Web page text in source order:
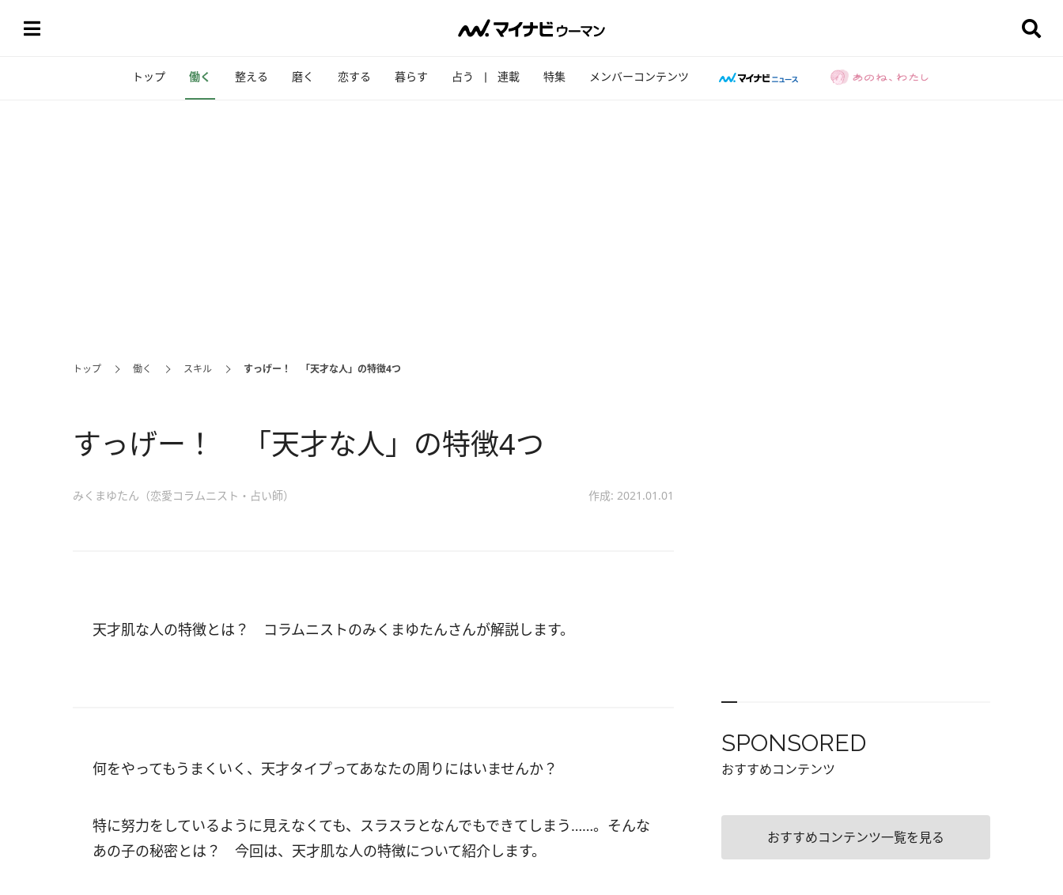
トップ 働く 整える 磨く 恋する 暮らす 占う 連載 特集 メンバーコンテンツ
トップ 働く スキル すっげー！ 「天才な人」の特徴4つ
すっげー！ 「天才な人」の特徴4つ
みくまゆたん（恋愛コラムニスト・占い師） 作成: 2021.01.01
天才肌な人の特徴とは？ コラムニストのみくまゆたんさんが解説します。
何をやってもうまくいく、天才タイプってあなたの周りにはいませんか？
特に努力をしているように見えなくても、スラスラとなんでもできてしまう……。そんな
あの子の秘密とは？ 今回は、天才肌な人の特徴について紹介します。
SPONSORED
おすすめコンテンツ
おすすめコンテンツ一覧を見る